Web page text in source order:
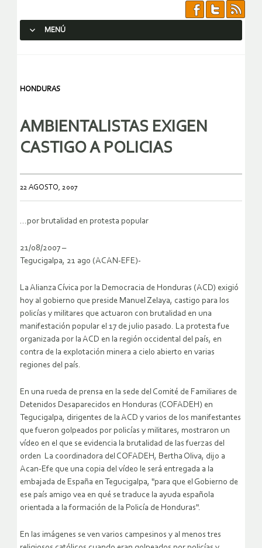
MENÚ
HONDURAS
AMBIENTALISTAS EXIGEN
CASTIGO A POLICIAS
22 AGOSTO, 2007
…por brutalidad en protesta popular
21/08/2007 –
Tegucigalpa, 21 ago (ACAN-EFE)-
La Alianza Cívica por la Democracia de Honduras (ACD) exigió
hoy al gobierno que preside Manuel Zelaya, castigo para los
policías y militares que actuaron con brutalidad en una
manifestación popular el 17 de julio pasado. La protesta fue
organizada por la ACD en la región occidental del país, en
contra de la explotación minera a cielo abierto en varias
regiones del país.
En una rueda de prensa en la sede del Comité de Familiares de
Detenidos Desaparecidos en Honduras (COFADEH) en
Tegucigalpa, dirigentes de la ACD y varios de los manifestantes
que fueron golpeados por policías y militares, mostraron un
vídeo en el que se evidencia la brutalidad de las fuerzas del
orden La coordinadora del COFADEH, Bertha Oliva, dijo a
Acan-Efe que una copia del vídeo le será entregada a la
embajada de España en Tegucigalpa, "para que el Gobierno de
ese país amigo vea en qué se traduce la ayuda española
orientada a la formación de la Policía de Honduras".
En las imágenes se ven varios campesinos y al menos tres